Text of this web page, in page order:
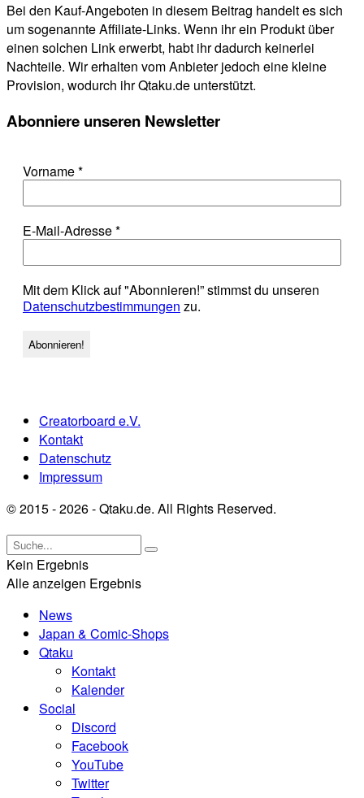
Bei den Kauf-Angeboten in diesem Beitrag handelt es sich
um sogenannte Affiliate-Links. Wenn ihr ein Produkt über
einen solchen Link erwerbt, habt ihr dadurch keinerlei
Nachteile. Wir erhalten vom Anbieter jedoch eine kleine
Provision, wodurch ihr Qtaku.de unterstützt.
Abonniere unseren Newsletter
Vorname*
E-Mail-Adresse*
Mit dem Klick auf "Abonnieren!” stimmst du unseren
Datenschutzbestimmungen zu.
Creatorboard e.V.
Kontakt
Datenschutz
Impressum
© 2015 - 2026 - Qtaku.de. All Rights Reserved.
Kein Ergebnis
Alle anzeigen Ergebnis
News
Japan & Comic-Shops
Qtaku
Kontakt
Kalender
Social
Discord
Facebook
YouTube
Twitter